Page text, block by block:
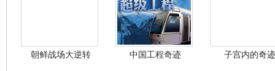
朝鲜战场大逆转 中国工程奇迹 子宫内的奇迹